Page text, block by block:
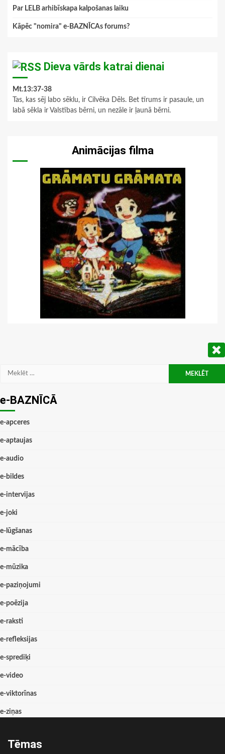
Par LELB arhibīskapa kalpošanas laiku
Kāpēc "nomira" e-BAZNĪCAs forums?
Dieva vārds katrai dienai
Mt.13:37-38
Tas, kas sēj labo sēklu, ir Cilvēka Dēls. Bet tīrums ir pasaule, un
labā sēkla ir Valstības bērni, un nezāle ir ļaunā bērni.
Animācijas filma
Meklēt:
e-BAZNĪCĀ
e-apceres
e-aptaujas
e-audio
e-bildes
e-intervijas
e-joki
e-lūgšanas
e-mācība
e-mūzika
e-paziņojumi
e-poēzija
e-raksti
e-refleksijas
e-sprediķi
e-video
e-viktorīnas
e-ziņas
Tēmas